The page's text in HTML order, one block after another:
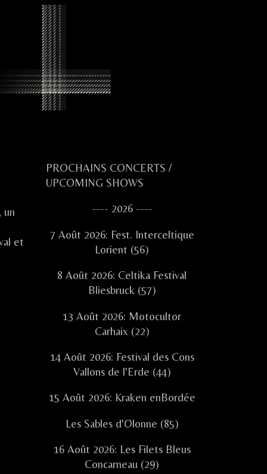
un
et
Primary
PROCHAINS CONCERTS /
UPCOMING SHOWS
---- 2026 ----
7 Août 2026: Fest. Interceltique
Lorient (56)
8 Août 2026: Celtika Festival
Bliesbruck (57)
13 Août 2026: Motocultor
Carhaix (22)
14 Août 2026: Festival des Cons
Vallons de l'Erde (44)
15 Août 2026: Kraken enBordée
Les Sables d'Olonne (85)
16 Août 2026: Les Filets Bleus
Concarneau (29)